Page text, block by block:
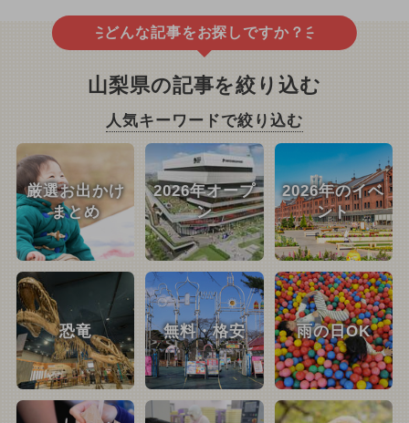
どんな記事をお探しですか？
山梨県の記事を絞り込む
人気キーワードで絞り込む
厳選お出かけ
まとめ
2026年オープ
ン
2026年のイベ
ント
恐竜 無料・格安 雨の日OK